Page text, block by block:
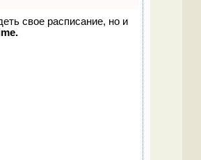
свое расписание, но и